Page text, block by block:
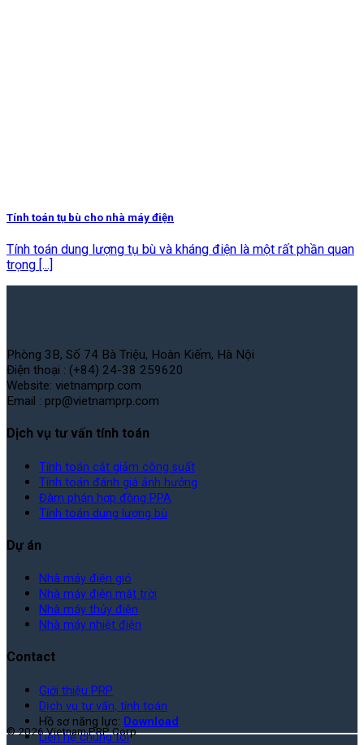
Tính toán tụ bù cho nhà máy điện
Tính toán dung lượng tụ bù và kháng điện là một rất phần quan
trọng [...]
Phòng 3B, Số 74 Bà Triệu, Hoàn Kiếm, Hà Nội
Điện thoại : (+84) 24-38 259620
Website: vietnamprp.com
Email : prp@vietnamprp.com
Dịch vụ tư vấn tính toán
Tính toán cắt giảm công suất
Tính toán đánh giá ảnh hưởng
Đàm phán hợp đồng PPA
Tính toán dung lượng bù
Dự án
Nhà máy điện gió
Nhà máy điện mặt trời
Nhà máy thủy điện
Nhà máy nhiệt điện
Contact
Giới thiệu PRP
Dịch vụ tư vấn, tính toán
Hồ sơ năng lực: Download
Liên hệ chúng tôi
© 2026 Vietnam PRP Corp.